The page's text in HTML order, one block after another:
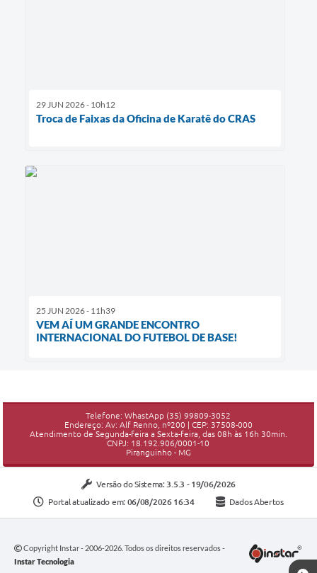
29 JUN 2026 - 10h12
Troca de Faixas da Oficina de Karatê do CRAS
25 JUN 2026 - 11h39
VEM AÍ UM GRANDE ENCONTRO
INTERNACIONAL DO FUTEBOL DE BASE!
Telefone: WhastApp (35) 99809-3052
Endereço: Av: Alf Renno, nº200 | CEP: 37508-000
Atendimento de Segunda-feira a Sexta-feira, das 08h às 16h 30min.
CNPJ: 18.192.906/0001-10
Piranguinho - MG
Versão do Sistema: 3.5.3 - 19/06/2026
Portal atualizado em: 06/08/2026 16:34 Dados Abertos
Copyright Instar - 2006-2026. Todos os direitos reservados -
Instar Tecnologia